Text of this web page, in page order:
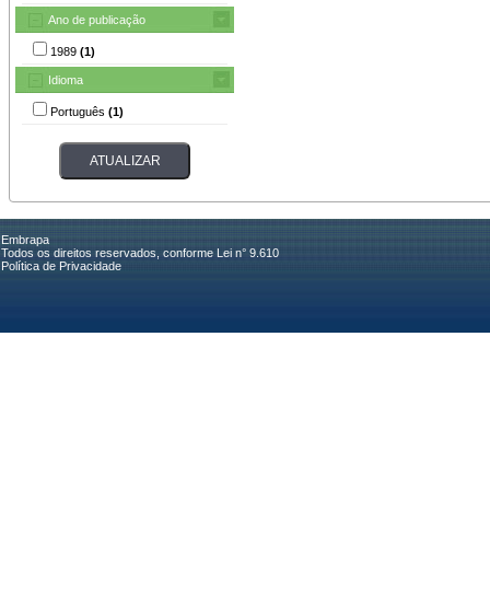
Ano de publicação
1989 (1)
Idioma
Português (1)
Embrapa
Todos os direitos reservados, conforme Lei n° 9.610
Política de Privacidade